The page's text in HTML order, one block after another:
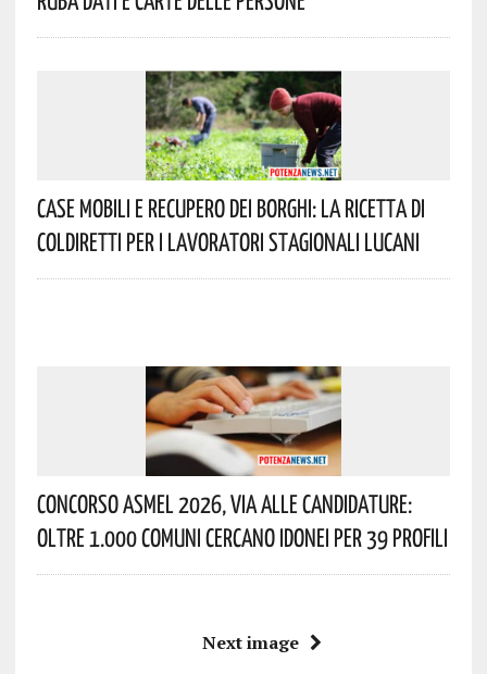
Case Mobili E Recupero Dei Borghi: La Ricetta Di
Coldiretti Per I Lavoratori Stagionali Lucani
Concorso Asmel 2026, Via Alle Candidature:
Oltre 1.000 Comuni Cercano Idonei Per 39 Profili
Next image